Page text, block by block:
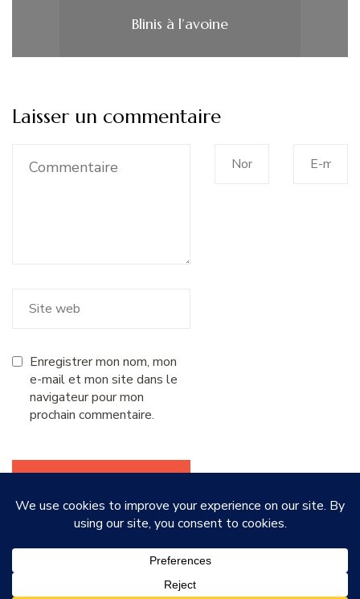
Blinis à l’avoine
Laisser un commentaire
Enregistrer mon nom, mon
e-mail et mon site dans le
navigateur pour mon
prochain commentaire.
Blossom Recipe | Développé parBlossom Themes.